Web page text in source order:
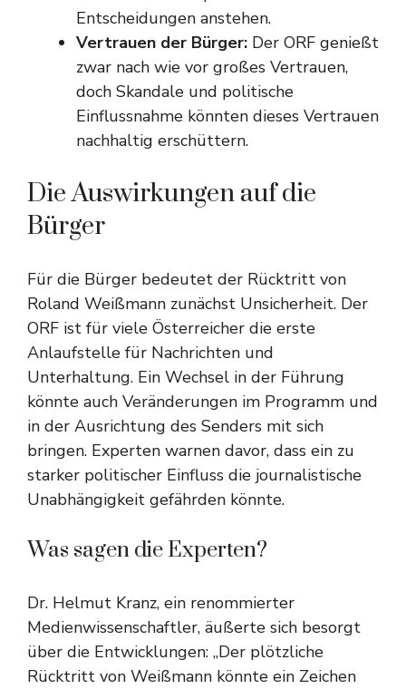
Entscheidungen anstehen.
Vertrauen der Bürger: Der ORF genießt
zwar nach wie vor großes Vertrauen,
doch Skandale und politische
Einflussnahme könnten dieses Vertrauen
nachhaltig erschüttern.
Die Auswirkungen auf die
Bürger
Für die Bürger bedeutet der Rücktritt von
Roland Weißmann zunächst Unsicherheit. Der
ORF ist für viele Österreicher die erste
Anlaufstelle für Nachrichten und
Unterhaltung. Ein Wechsel in der Führung
könnte auch Veränderungen im Programm und
in der Ausrichtung des Senders mit sich
bringen. Experten warnen davor, dass ein zu
starker politischer Einfluss die journalistische
Unabhängigkeit gefährden könnte.
Was sagen die Experten?
Dr. Helmut Kranz, ein renommierter
Medienwissenschaftler, äußerte sich besorgt
über die Entwicklungen: „Der plötzliche
Rücktritt von Weißmann könnte ein Zeichen